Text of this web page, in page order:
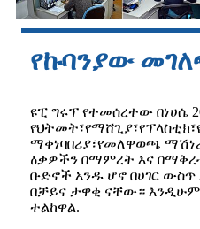
የኩባንያው
ዩፒ ግሩፕ የተመሰረተው በነሀሴ
ማቀነባበሪያ፣የመለዋወጫ
ዕቃዎችን በማምረት እና
ቡድኖች አንዱ ሆኖ በሀገር ውስጥ
በቻይና ታዋቂ ናቸው። እንዲሁም
ተልከዋል.